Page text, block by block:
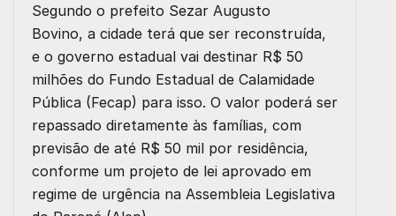
Segundo o prefeito Sezar Augusto
Bovino, a cidade terá que ser reconstruída,
e o governo estadual vai destinar R$ 50
milhões do Fundo Estadual de Calamidade
Pública (Fecap) para isso. O valor poderá ser
repassado diretamente às famílias, com
previsão de até R$ 50 mil por residência,
conforme um projeto de lei aprovado em
regime de urgência na Assembleia Legislativa